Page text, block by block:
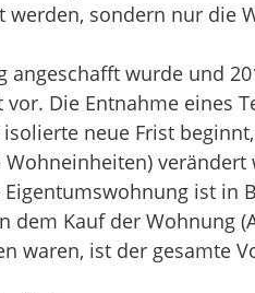
werden, sondern nur die
angeschafft wurde und
Die Entnahme eines
neue Frist
verändert
ist in
dem Kauf der Wohnung
waren, ist der gesamte